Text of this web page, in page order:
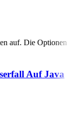
auf. Die Optionen
Auf Java